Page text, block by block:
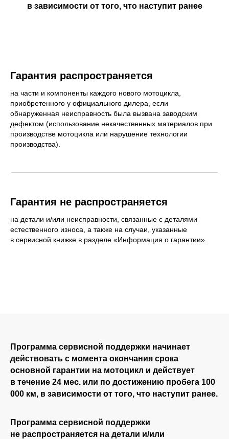
в зависимости от того, что наступит ранее
Гарантия распространяется
на части и компоненты каждого нового мотоцикла,
приобретенного у официального дилера, если
обнаруженная неисправность была вызвана заводским
дефектом (использование некачественных материалов при
производстве мотоцикла или нарушение технологии
производства).
Гарантия не распространяется
на детали и/или неисправности, связанные с деталями
естественного износа, а также на случаи, указанные
в сервисной книжке в разделе «Информация о гарантии».
Программа сервисной поддержки начинает
действовать с момента окончания срока
основной гарантии на мотоцикл и действует
в течение 24 мес. или по достижению пробега 100
000 км, в зависимости от того, что наступит ранее.
Программа сервисной поддержки
не распространяется на детали и/или